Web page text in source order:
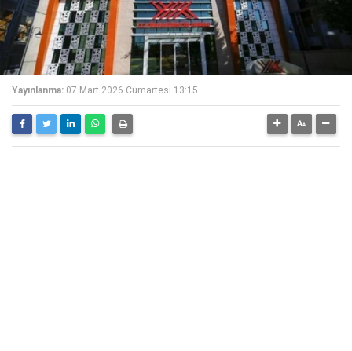
Yayınlanma: 07 Mart 2026 Cumartesi 13:15